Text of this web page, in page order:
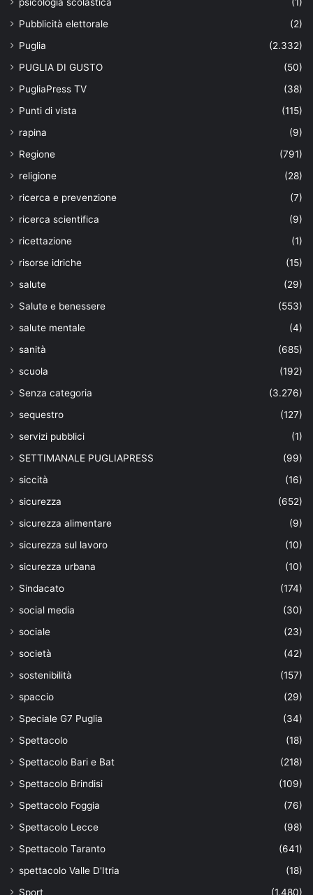
psicologia scolastica
(1)
Pubblicità elettorale
(2)
Puglia
(2.332)
PUGLIA DI GUSTO
(50)
PugliaPress TV
(38)
Punti di vista
(115)
rapina
(9)
Regione
(791)
religione
(28)
ricerca e prevenzione
(7)
ricerca scientifica
(9)
ricettazione
(1)
risorse idriche
(15)
salute
(29)
Salute e benessere
(553)
salute mentale
(4)
sanità
(685)
scuola
(192)
Senza categoria
(3.276)
sequestro
(127)
servizi pubblici
(1)
SETTIMANALE PUGLIAPRESS
(99)
siccità
(16)
sicurezza
(652)
sicurezza alimentare
(9)
sicurezza sul lavoro
(10)
sicurezza urbana
(10)
Sindacato
(174)
social media
(30)
sociale
(23)
società
(42)
sostenibilità
(157)
spaccio
(29)
Speciale G7 Puglia
(34)
Spettacolo
(18)
Spettacolo Bari e Bat
(218)
Spettacolo Brindisi
(109)
Spettacolo Foggia
(76)
Spettacolo Lecce
(98)
Spettacolo Taranto
(641)
spettacolo Valle D'Itria
(18)
Sport
(1.480)